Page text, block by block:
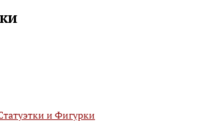
и Фигурки